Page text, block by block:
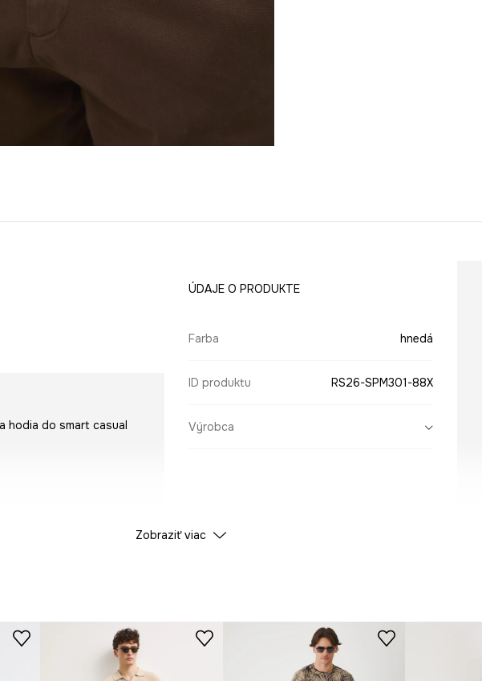
hodia do smart casual
ÚDAJE O PRODUKTE
Farba hnedá
ID produktu RS26-SPM301-88X
Výrobca
Zobraziť viac